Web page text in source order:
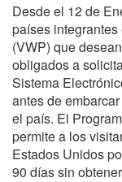
Desde el 12 de
países
(VWP) que
obligados a
Sistema
antes de
el país. El
permite a los
Estados Unidos
90 días sin